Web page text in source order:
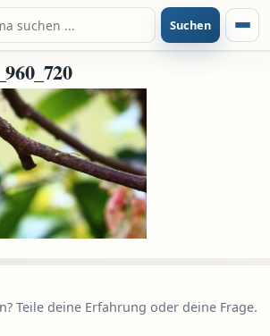
nach: Suchen
Teile deine Erfahrung oder deine Frage.